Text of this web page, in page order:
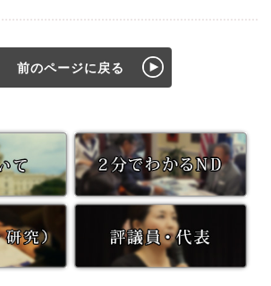
前のページに戻る